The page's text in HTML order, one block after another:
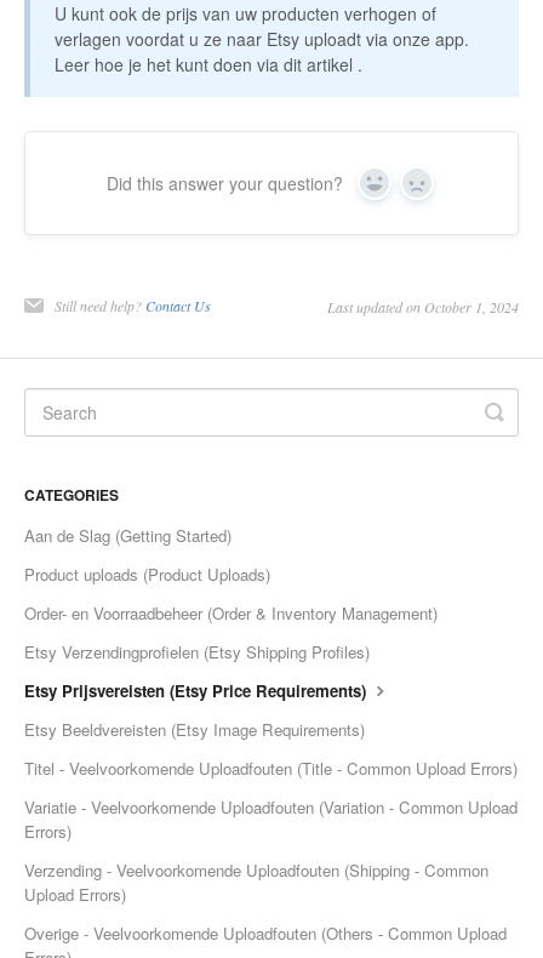
U kunt ook de prijs van uw producten verhogen of
verlagen voordat u ze naar Etsy uploadt via onze app.
Leer hoe je het kunt doen via dit artikel .
Did this answer your question? Yes No
Still need help? Contact Us Last updated on October 1, 2024
CATEGORIES
Aan de Slag (Getting Started)
Product uploads (Product Uploads)
Order- en Voorraadbeheer (Order & Inventory Management)
Etsy Verzendingprofielen (Etsy Shipping Profiles)
Etsy Prijsvereisten (Etsy Price Requirements)
Etsy Beeldvereisten (Etsy Image Requirements)
Titel - Veelvoorkomende Uploadfouten (Title - Common Upload Errors)
Variatie - Veelvoorkomende Uploadfouten (Variation - Common Upload
Errors)
Verzending - Veelvoorkomende Uploadfouten (Shipping - Common
Upload Errors)
Overige - Veelvoorkomende Uploadfouten (Others - Common Upload